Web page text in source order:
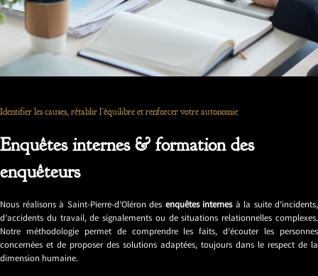
Identifier les causes, rétablir l’équilibre et renforcer votre autonomie
Enquêtes internes & formation des
enquêteurs
Nous réalisons à Saint-Pierre-d’Oléron des enquêtes internesà la suite d’incidents,
d’accidents du travail, de signalements ou de situations relationnelles complexes.
Notre méthodologie permet de comprendre les faits, d’écouter les personnes
concernées et de proposer des solutions adaptées, toujours dans le respect de la
dimension humaine.